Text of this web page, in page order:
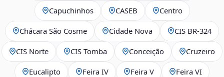
Capuchinhos CASEB Centro
Chácara São Cosme Cidade Nova CIS BR‑324
CIS Norte CIS Tomba Conceição Cruzeiro
Eucalipto Feira IV Feira V Feira VI